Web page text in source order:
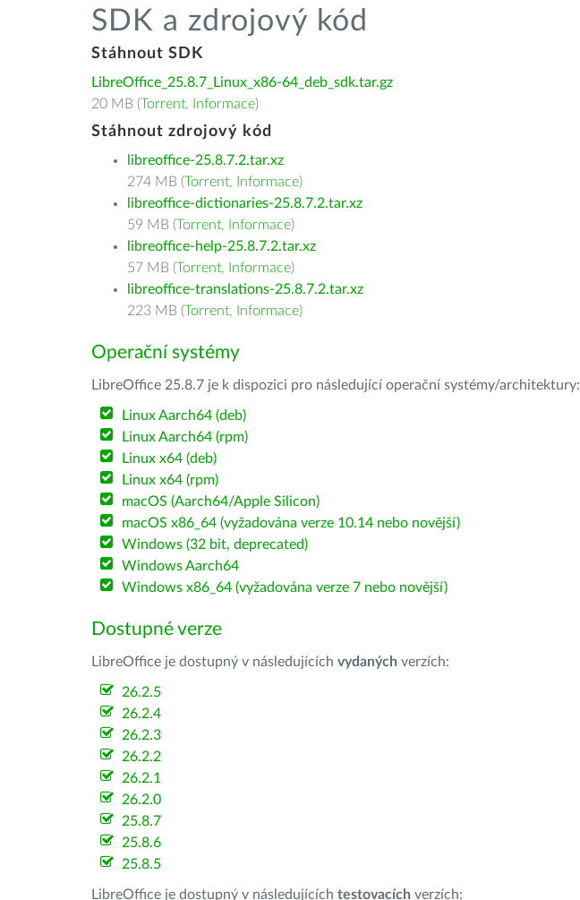
SDK a zdrojový kód
Stáhnout SDK
LibreOffice_25.8.7_Linux_x86-64_deb_sdk.tar.gz
20 MB (Torrent, Informace)
Stáhnout zdrojový kód
libreoffice-25.8.7.2.tar.xz
274 MB (Torrent, Informace)
libreoffice-dictionaries-25.8.7.2.tar.xz
59 MB (Torrent, Informace)
libreoffice-help-25.8.7.2.tar.xz
57 MB (Torrent, Informace)
libreoffice-translations-25.8.7.2.tar.xz
223 MB (Torrent, Informace)
Operační systémy
LibreOffice 25.8.7 je k dispozici pro následující operační systémy/architektury:
Linux Aarch64 (deb)
Linux Aarch64 (rpm)
Linux x64 (deb)
Linux x64 (rpm)
macOS (Aarch64/Apple Silicon)
macOS x86_64 (vyžadována verze 10.14 nebo novější)
Windows (32 bit, deprecated)
Windows Aarch64
Windows x86_64 (vyžadována verze 7 nebo novější)
Dostupné verze
LibreOffice je dostupný v následujících vydaných verzích:
26.2.5
26.2.4
26.2.3
26.2.2
26.2.1
26.2.0
25.8.7
25.8.6
25.8.5
LibreOffice je dostupný v následujících testovacích verzích: